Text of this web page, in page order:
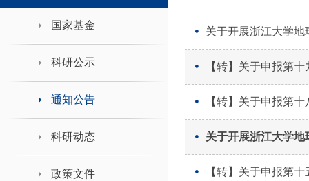
国家基金
科研公示
通知公告
科研动态
政策文件
关于开展浙江大学地
【转】关于申报第
【转】关于申报第
关于开展浙江大学
【转】关于申报第